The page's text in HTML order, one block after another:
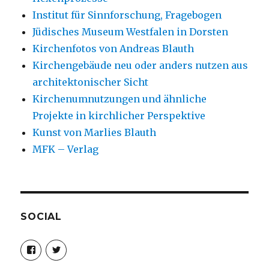
Institut für Sinnforschung, Fragebogen
Jüdisches Museum Westfalen in Dorsten
Kirchenfotos von Andreas Blauth
Kirchengebäude neu oder anders nutzen aus
architektonischer Sicht
Kirchenumnutzungen und ähnliche
Projekte in kirchlicher Perspektive
Kunst von Marlies Blauth
MFK – Verlag
SOCIAL
Profil
von
christoph.fleischer1
Profil
von